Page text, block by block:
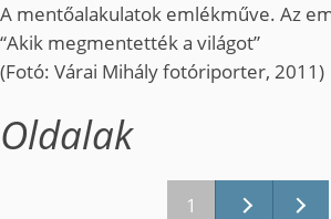
A mentőalakulatok emlékműve. Az
“Akik megmentették a világot”
(Fotó: Várai Mihály fotóriporter, 2011)
Oldalak
1